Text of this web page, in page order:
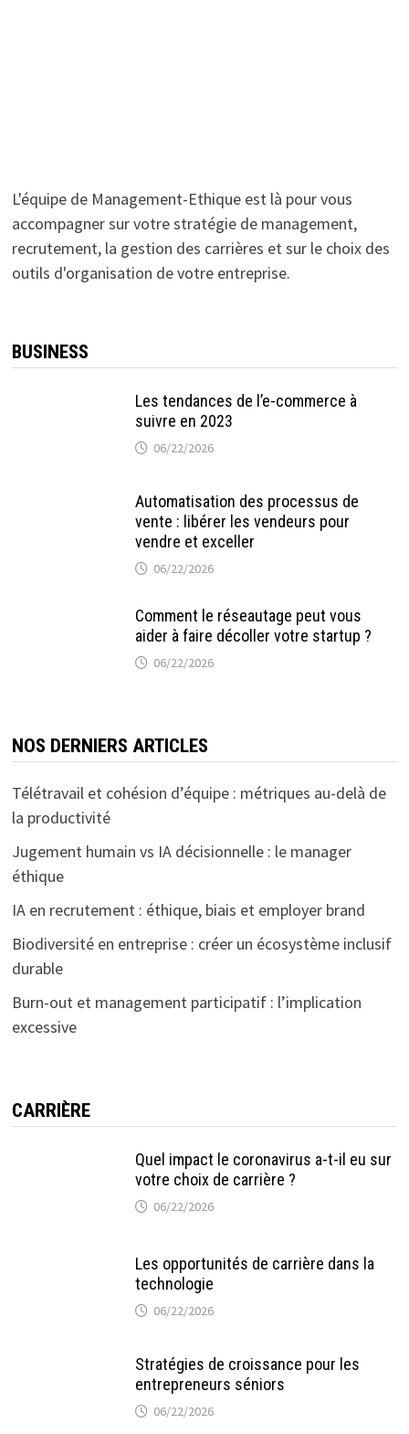
L'équipe de Management-Ethique est là pour vous
accompagner sur votre stratégie de management,
recrutement, la gestion des carrières et sur le choix des
outils d'organisation de votre entreprise.
BUSINESS
Les tendances de l’e-commerce à
suivre en 2023
06/22/2026
Automatisation des processus de
vente : libérer les vendeurs pour
vendre et exceller
06/22/2026
Comment le réseautage peut vous
aider à faire décoller votre startup ?
06/22/2026
NOS DERNIERS ARTICLES
Télétravail et cohésion d’équipe : métriques au-delà de
la productivité
Jugement humain vs IA décisionnelle : le manager
éthique
IA en recrutement : éthique, biais et employer brand
Biodiversité en entreprise : créer un écosystème inclusif
durable
Burn-out et management participatif : l’implication
excessive
CARRIÈRE
Quel impact le coronavirus a-t-il eu sur
votre choix de carrière ?
06/22/2026
Les opportunités de carrière dans la
technologie
06/22/2026
Stratégies de croissance pour les
entrepreneurs séniors
06/22/2026